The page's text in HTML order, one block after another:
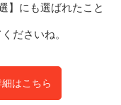
】にも選ばれたこと
ださいね。
はこちら